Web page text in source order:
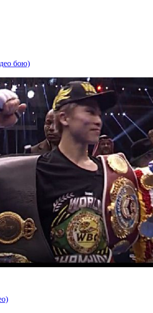
бою)